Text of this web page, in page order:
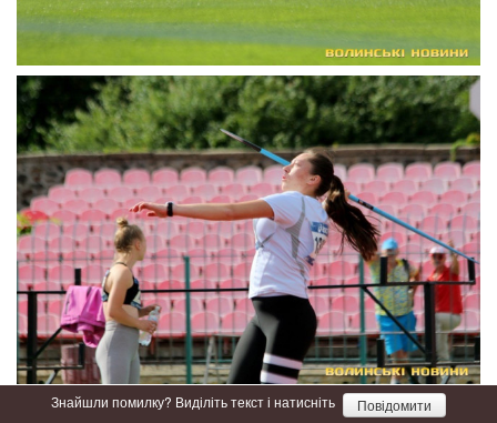
Знайшли помилку? Виділіть текст і натисніть Повідомити